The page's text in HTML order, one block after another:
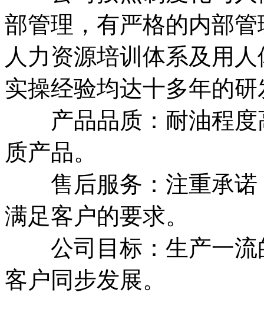
部管理，有严格的内部
人力资源培训体系及用
实操经验均达十多年的
产品品质：耐油程
质产品。
售后服务：注重承诺
满足客户的要求。
公司目标：生产一流
客户同步发展。